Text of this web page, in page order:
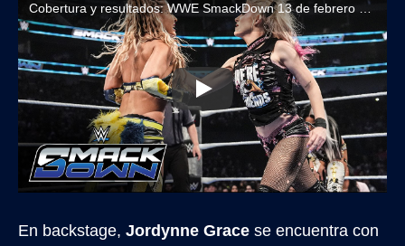
Cobertura y resultados: WWE SmackDown 13 de febrero de 2026
En backstage, Jordynne Grace se encuentra con